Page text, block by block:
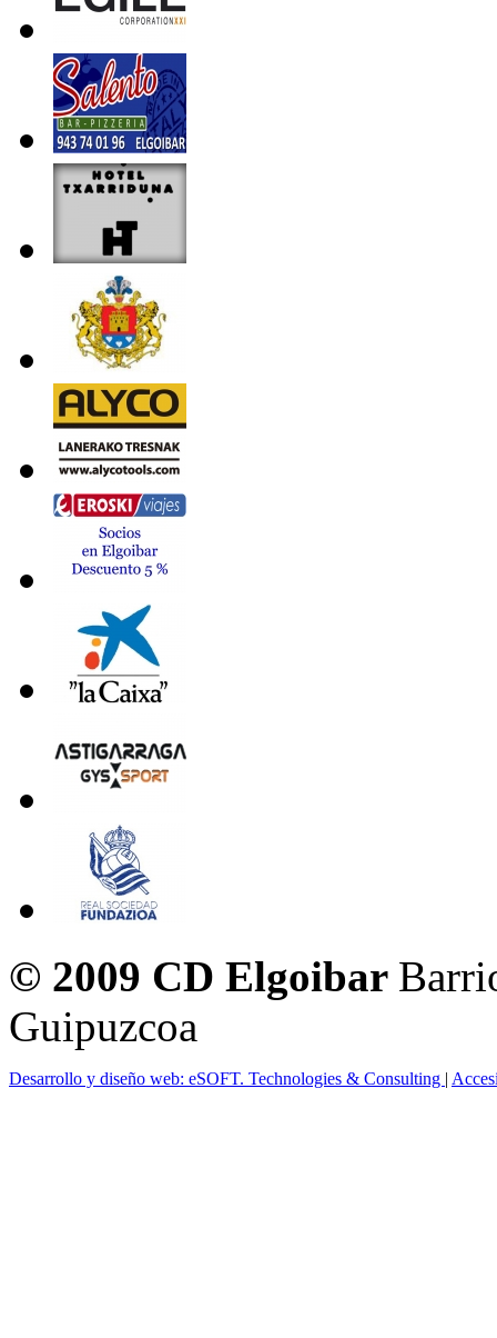
© 2009 CD Elgoibar
Guipuzcoa
Desarrollo y diseño web: eSOFT. Technologies & Consulting |